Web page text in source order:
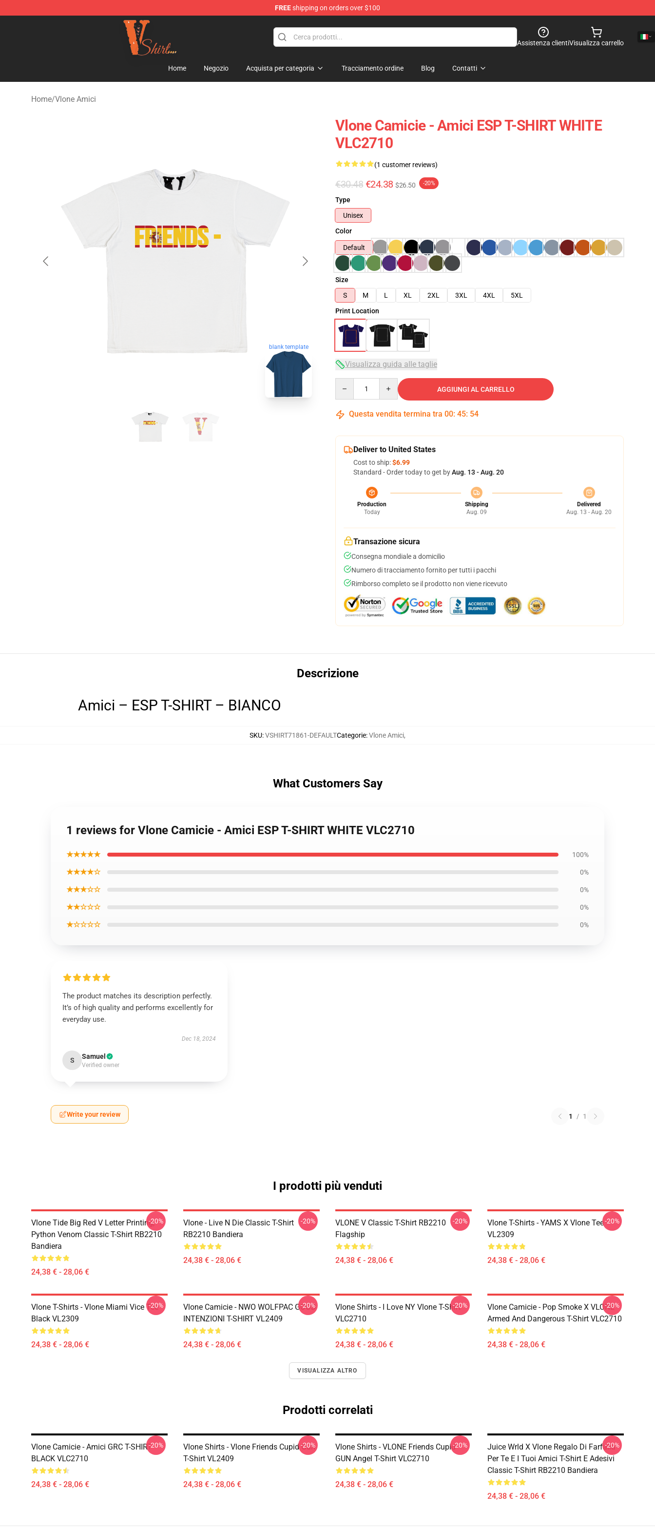
FREEshipping on orders over $100
Vlone Shirt Store - Official Vlone Shirt Shop
Assistenza clientiVisualizza carrello
Home Negozio Acquista per categoria Tracciamento ordine Blog Contatti
Home/Vlone Amici
blank template
Vlone Camicie - Amici ESP T-SHIRT WHITE
VLC2710
(1 customer reviews)
€30.48 €24.38 $26.50 -20%
Type
Unisex
Color
Default
Size
S
M L XL 2XL 3XL 4XL
5XL
Print Location
Visualizza guida alle taglie
AGGIUNGI AL CARRELLO
Questa vendita termina tra 00: 45: 53
Deliver to United States
Cost to ship:$6.99
Standard - Order today to get byAug. 13 - Aug. 20
Production
Today
Shipping
Aug. 09
Delivered
Aug. 13 - Aug. 20
Transazione sicura
Consegna mondiale a domicilio
Numero di tracciamento fornito per tutti i pacchi
Rimborso completo se il prodotto non viene ricevuto
Descrizione
Amici – ESP T-SHIRT – BIANCO
SKU:VSHIRT71861-DEFAULTCategorie:Vlone Amici,
What Customers Say
1 reviews for Vlone Camicie - Amici ESP T-SHIRT WHITE VLC2710
★★★★★ 100%
★★★★☆ 0%
★★★☆☆ 0%
★★☆☆☆ 0%
★☆☆☆☆ 0%
The product matches its description perfectly.
It’s of high quality and performs excellently for
everyday use.
Dec 18, 2024
S Samuel
Verified owner
Write your review 1 / 1
I prodotti più venduti
Vlone Tide Big Red V Letter Printing,
Python Venom Classic T-Shirt RB2210
Bandiera
24,38 € - 28,06 €
-20%
Vlone - Live N Die Classic T-Shirt
RB2210 Bandiera
24,38 € - 28,06 €
-20%
VLONE V Classic T-Shirt RB2210
Flagship
24,38 € - 28,06 €
-20%
Vlone T-Shirts - YAMS X Vlone Tee
VL2309
24,38 € - 28,06 €
-20%
Vlone T-Shirts - Vlone Miami Vice Tee
Black VL2309
24,38 € - 28,06 €
-20%
Vlone Camicie - NWO WOLFPAC GOOD
INTENZIONI T-SHIRT VL2409
24,38 € - 28,06 €
-20%
Vlone Shirts - I Love NY Vlone T-Shirt
VLC2710
24,38 € - 28,06 €
-20%
Vlone Camicie - Pop Smoke X VLONE
Armed And Dangerous T-Shirt VLC2710
24,38 € - 28,06 €
-20%
VISUALIZZA ALTRO
Prodotti correlati
Vlone Camicie - Amici GRC T-SHIRT
BLACK VLC2710
24,38 € - 28,06 €
-20%
Vlone Shirts - Vlone Friends Cupid Gun
T-Shirt VL2409
24,38 € - 28,06 €
-20%
Vlone Shirts - VLONE Friends Cupid
GUN Angel T-Shirt VLC2710
24,38 € - 28,06 €
-20%
Juice Wrld X Vlone Regalo Di Farfalla
Per Te E I Tuoi Amici T-Shirt E Adesivi
Classic T-Shirt RB2210 Bandiera
24,38 € - 28,06 €
-20%